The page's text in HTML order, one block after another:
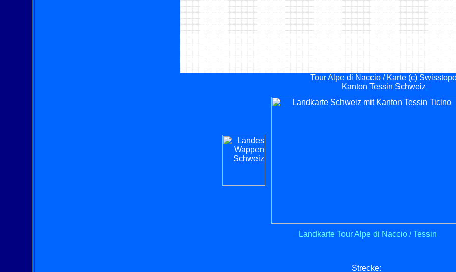
Tour Alpe di Naccio / Karte (c)
Kanton Tessin Schweiz
Landkarte Tour Alpe di Naccio / Tessin
Strecke: